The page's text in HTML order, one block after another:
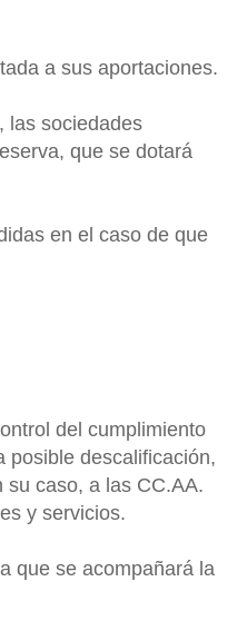
a sus aportaciones.
las sociedades
que se dotará
en el caso de que
del cumplimiento
posible descalificación,
caso, a las CC.AA.
y servicios.
que se acompañará la